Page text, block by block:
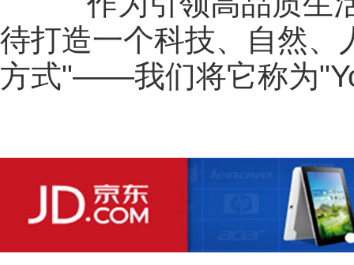
待打造一个科技、自然、
方式"——我们将它称为